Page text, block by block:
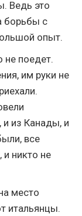
Ведь это
борьбы с
опыт.
не поедет.
им руки не
и из Канады, и
все
и никто не
место
итальянцы.